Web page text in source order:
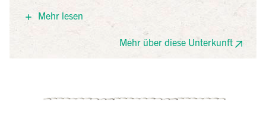
großen Wert auf Nachhaltigkeit legt. Sie befindet sich
direkt am Strand auf einem Hügel. Der Wind weht
kühl durch die kleinen Hütten, in denen man wohnt.
Die Zimmer sind groß, nicht topmodern, doch sehr
Mehr lesen
Mehr über diese Unterkunft